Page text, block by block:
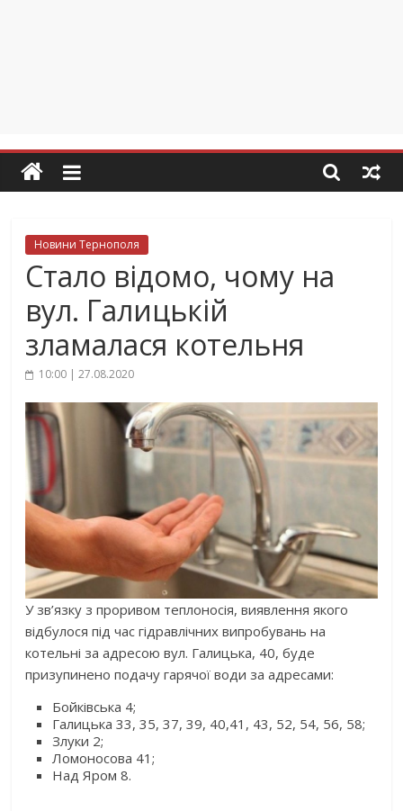
Новини Тернополя
Стало відомо, чому на
вул. Галицькій
зламалася котельня
10:00 | 27.08.2020
У зв’язку з проривом теплоносія, виявлення якого
відбулося під час гідравлічних випробувань на
котельні за адресою вул. Галицька, 40, буде
призупинено подачу гарячої води за адресами:
Бойківська 4;
Галицька 33, 35, 37, 39, 40,41, 43, 52, 54, 56, 58;
Злуки 2;
Ломоносова 41;
Над Яром 8.